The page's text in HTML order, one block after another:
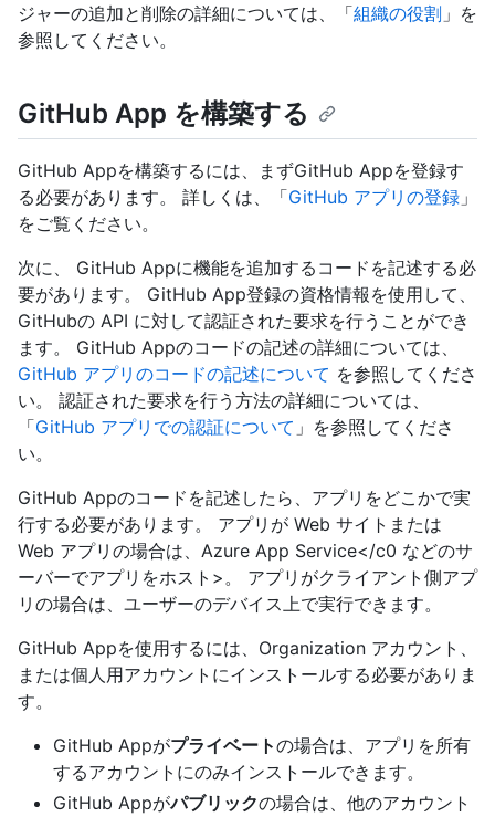
ジャーの追加と削除の詳細については、「組織の役割 」を
参照してください。
GitHub App を構築する
GitHub Appを構築するには、まずGitHub Appを登録す
る必要があります。 詳しくは、「GitHub アプリの登録 」
をご覧ください。
次に、 GitHub Appに機能を追加するコードを記述する必
要があります。 GitHub App登録の資格情報を使用して、
GitHubの API に対して認証された要求を行うことができ
ます。 GitHub Appのコードの記述の詳細については、
GitHub アプリのコードの記述について を参照してくださ
い。 認証された要求を行う方法の詳細については、
「GitHub アプリでの認証について 」を参照してくださ
い。
GitHub Appのコードを記述したら、アプリをどこかで実
行する必要があります。 アプリが Web サイトまたは
Web アプリの場合は、 Azure App Service</c0 などのサ
ーバーでアプリをホスト>。 アプリがクライアント側アプ
リの場合は、ユーザーのデバイス上で実行できます。
GitHub Appを使用するには、Organization アカウント、
または個人用アカウントにインストールする必要がありま
す。
GitHub Appがプライベートの場合は、アプリを所有
するアカウントにのみインストールできます。
GitHub Appがパブリックの場合は、他のアカウント